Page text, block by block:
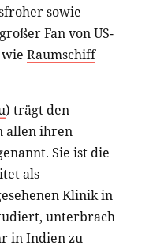
sowie
Fan von US-
Raumschiff
) trägt den
allen ihren
Sie ist die
als
Klinik in
unterbrach
in Indien zu